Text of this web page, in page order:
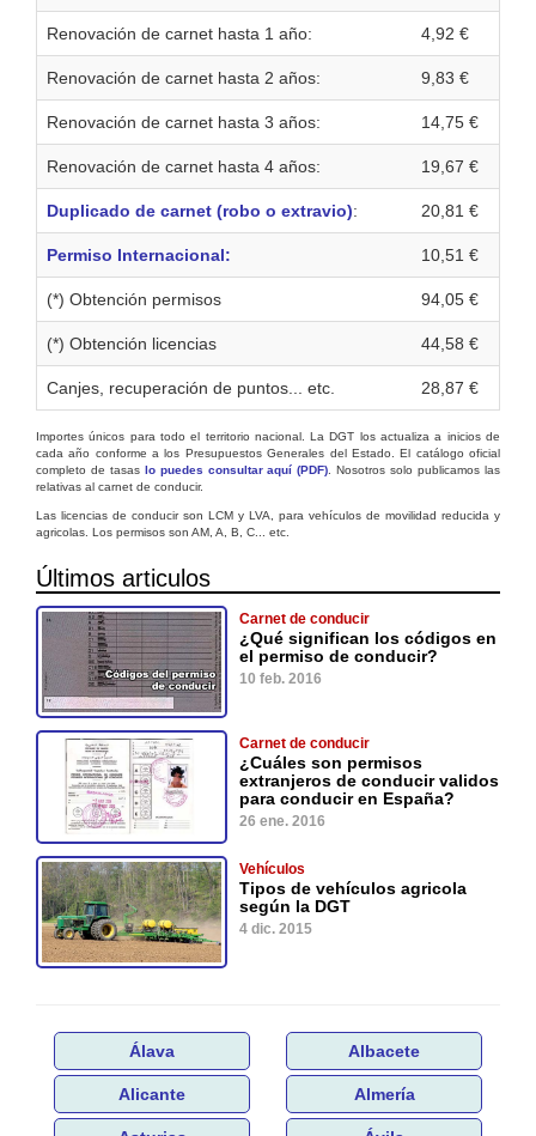
Renovación de carnet hasta 1 año: 4,92 €
Renovación de carnet hasta 2 años: 9,83 €
Renovación de carnet hasta 3 años: 14,75 €
Renovación de carnet hasta 4 años: 19,67 €
Duplicado de carnet (robo o extravio): 20,81 €
Permiso Internacional: 10,51 €
(*) Obtención permisos 94,05 €
(*) Obtención licencias 44,58 €
Canjes, recuperación de puntos... etc. 28,87 €
Importes únicos para todo el territorio nacional. La DGT los actualiza a inicios de
cada año conforme a los Presupuestos Generales del Estado. El catálogo oficial
completo de tasas lo puedes consultar aquí (PDF) . Nosotros solo publicamos las
relativas al carnet de conducir.
Las licencias de conducir son LCM y LVA, para vehículos de movilidad reducida y
agricolas. Los permisos son AM, A, B, C... etc.
Últimos articulos
Carnet de conducir
¿Qué significan los códigos en
el permiso de conducir?
10 feb. 2016
Carnet de conducir
¿Cuáles son permisos
extranjeros de conducir validos
para conducir en España?
26 ene. 2016
Vehículos
Tipos de vehículos agricola
según la DGT
4 dic. 2015
Álava Albacete
Alicante Almería